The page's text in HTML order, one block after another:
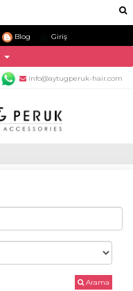
Blog Giriş
info@aytugperuk-hair.com
Arama